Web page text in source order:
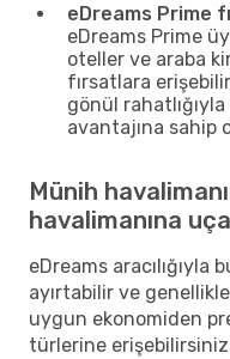
eDreams Prime
eDreams Prime
oteller ve araba
fırsatlara
gönül
avantajına sahip
Münih
havalimanına
eDreams
ayırtabilir ve
uygun ekonomiden
türlerine